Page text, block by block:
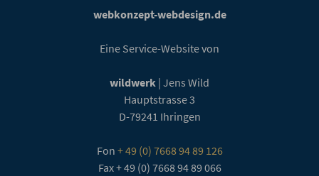
webkonzept-webdesign.de
Eine Service-Website von
wildwerk | Jens Wild
Hauptstrasse 3
D-79241 Ihringen
Fon + 49 (0) 7668 94 89 126
Fax+ 49 (0) 7668 94 89 066